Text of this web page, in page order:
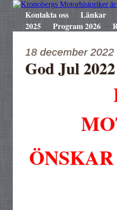
Kontakta oss Länkar
2025
Program 2026
18 december 2022
God Jul 2022